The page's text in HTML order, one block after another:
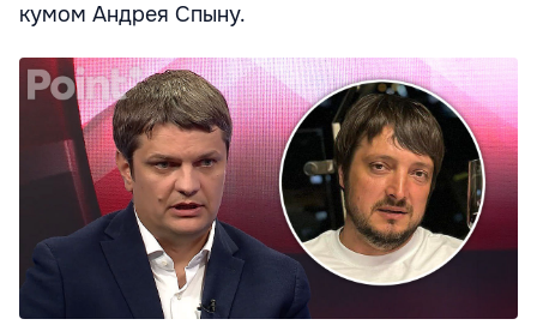
кумом Андрея Спыну.